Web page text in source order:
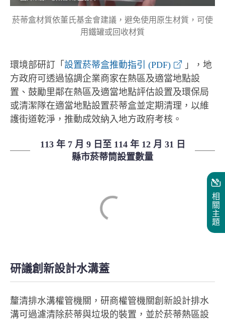
相
關
主
題
菸蒂盒材質依董氏基金會建議，避免使用原生材質，可使
用鐵罐或回收材質
環境部研訂「 設置菸蒂盒推動指引 (PDF)
」，地
方政府可透過協調企業商家在熱區及適當地點設
置、鼓勵里鄰在熱區及適當地點評估設置及環保局
或清潔隊在適當地點設置菸蒂盒並定期清理，以維
護街道乾淨，推動成效納入地方政府考核。
113 年 7 月 9 日至 114 年 12 月 31 日
縣市菸蒂筒設置數量
研議創新設計水溝蓋
釐清排水溝權管機關，研商權管機關創新設計排水
溝可過濾清除菸蒂與垃圾的裝置，並於菸蒂熱區設